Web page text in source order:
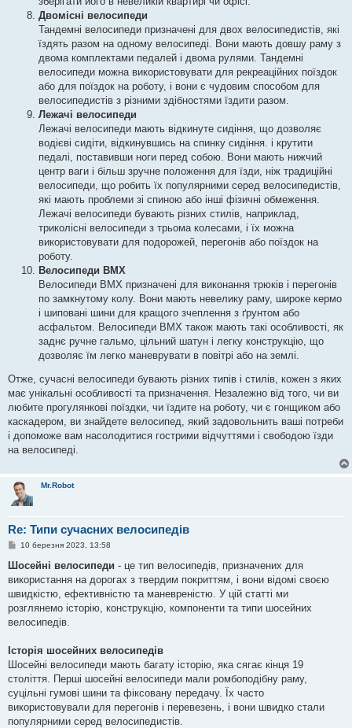
Двомісні велосипеди
Тандемні велосипеди призначені для двох велосипедистів, які
їздять разом на одному велосипеді. Вони мають довшу раму з
двома комплектами педалей і двома рулями. Тандемні
велосипеди можна використовувати для рекреаційних поїздок
або для поїздок на роботу, і вони є чудовим способом для
велосипедистів з різними здібностями їздити разом.
Лежачі велосипеди
Лежачі велосипеди мають відкинуте сидіння, що дозволяє
водієві сидіти, відкинувшись на спинку сидіння. і крутити
педалі, поставивши ноги перед собою. Вони мають нижчий
центр ваги і більш зручне положення для їзди, ніж традиційні
велосипеди, що робить їх популярними серед велосипедистів,
які мають проблеми зі спиною або інші фізичні обмеження.
Лежачі велосипеди бувають різних стилів, наприклад,
триколісні велосипеди з трьома колесами, і їх можна
використовувати для подорожей, перегонів або поїздок на
роботу.
Велосипеди BMX
Велосипеди BMX призначені для виконання трюків і перегонів
по замкнутому колу. Вони мають невелику раму, широке кермо
і шиповані шини для кращого зчеплення з ґрунтом або
асфальтом. Велосипеди BMX також мають такі особливості, як
заднє ручне гальмо, цільний шатун і легку конструкцію, що
дозволяє їм легко маневрувати в повітрі або на землі.
Отже, сучасні велосипеди бувають різних типів і стилів, кожен з яких
має унікальні особливості та призначення. Незалежно від того, чи ви
любите прогулянкові поїздки, чи їздите на роботу, чи є гонщиком або
каскадером, ви знайдете велосипед, який задовольнить ваші потреби
і допоможе вам насолодитися гострими відчуттями і свободою їзди
на велосипеді.
Mr.Robot
Re: Типи сучасних велосипедів
П
в
д
о
л
е
я
10 березня 2023, 13:58
Шосейні велосипеди - це тип велосипедів, призначених для
використання на дорогах з твердим покриттям, і вони відомі своєю
швидкістю, ефективністю та маневреністю. У цій статті ми
розглянемо історію, конструкцію, компоненти та типи шосейних
велосипедів.
Історія шосейних велосипедів
Шосейні велосипеди мають багату історію, яка сягає кінця 19
століття. Перші шосейні велосипеди мали ромбоподібну раму,
суцільні гумові шини та фіксовану передачу. Їх часто
використовували для перегонів і перевезень, і вони швидко стали
популярними серед велосипедистів.